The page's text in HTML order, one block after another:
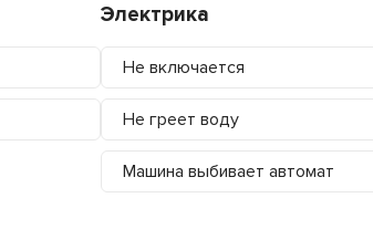
Электрика
Не включается
Не греет воду
Машина выбивает автомат